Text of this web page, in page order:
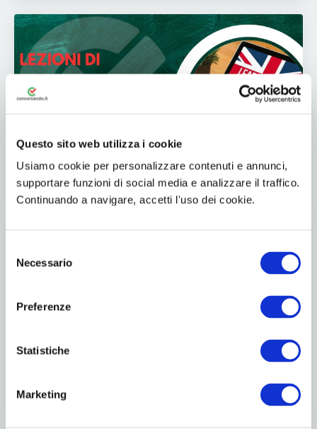
Questo sito web utilizza i cookie
Usiamo cookie per personalizzare contenuti e annunci,
supportare funzioni di social media e analizzare il traffico.
Continuando a navigare, accetti l'uso dei cookie.
delNecessario
Preferenze
Statistiche
Marketing